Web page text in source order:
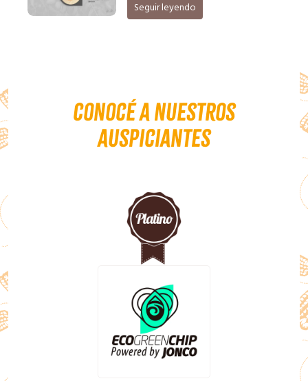
Seguir leyendo
Conocé a nuestros
auspiciantes